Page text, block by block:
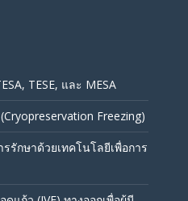
TESE, และ MESA
Freezing)
รักษาด้วยเทคโนโลยีเพื่อการ